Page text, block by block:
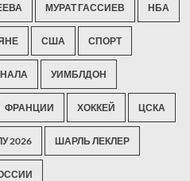
МУРАТ ГАССИЕВ НБА
США СПОРТ
УИМБЛДОН
ФРАНЦИИ ХОККЕЙ ЦСКА
2026 ШАРЛЬ ЛЕКЛЕР